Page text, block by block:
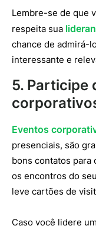
Lembre-se de que
respeita sua
chance de admirá-
interessante e
5. Participe
Eventos
presenciais, são
bons contatos para
os encontros do
leve cartões de
Caso você lidere